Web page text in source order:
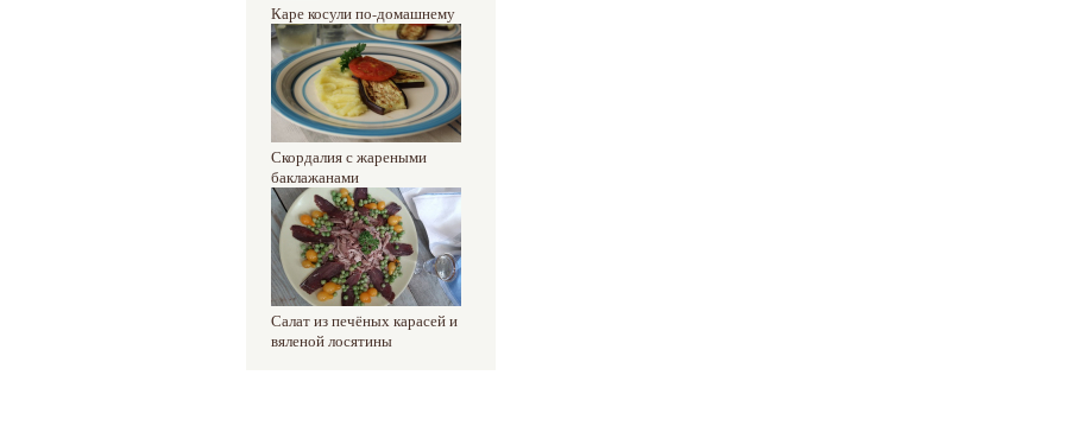
Каре косули по-домашнему
Скордалия с жареными
баклажанами
Салат из печёных карасей и
вяленой лосятины